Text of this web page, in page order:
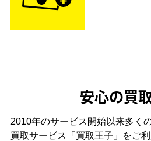
安心の買
2010年のサービス開始以来多く
買取サービス「買取王子」をご